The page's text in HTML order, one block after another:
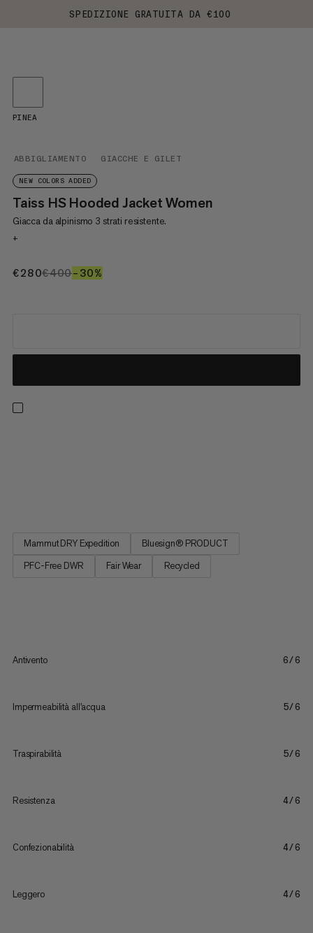
SPEDIZIONE GRATUITA DA €100
ABBIGLIAMENTO GIACCHE E GILET
NEW COLORS ADDED
Taiss HS Hooded Jacket Women
Giacca da alpinismo 3 strati resistente.
+
€280€280
€400€400
–30%
PINEA
Mammut DRY Expedition
Bluesign® PRODUCT
PFC-Free DWR
Fair Wear Recycled
Antivento 6/6
Impermeabilità all'acqua 5/6
Traspirabilità 5/6
Resistenza 4/6
Confezionabilità 4/6
Leggero 4/6